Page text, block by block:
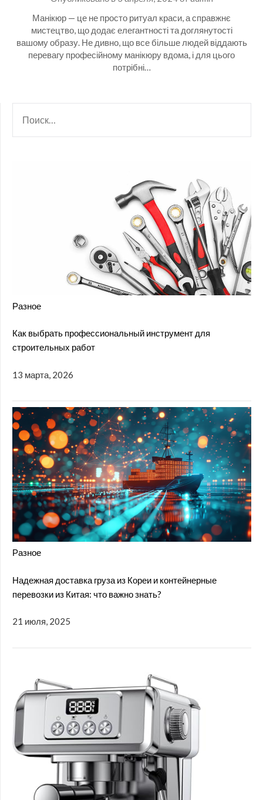
Манікюр — це не просто ритуал краси, а справжнє
мистецтво, що додає елегантності та доглянутості
вашому образу. Не дивно, що все більше людей віддають
перевагу професійному манікюру вдома, і для цього
потрібні…
Разное
Как выбрать профессиональный инструмент для
строительных работ
13 марта, 2026
Разное
Надежная доставка груза из Кореи и контейнерные
перевозки из Китая: что важно знать?
21 июля, 2025